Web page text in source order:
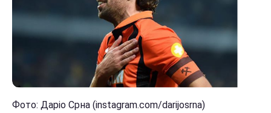
Фото: Даріо Срна (instagram.com/darijosrna)